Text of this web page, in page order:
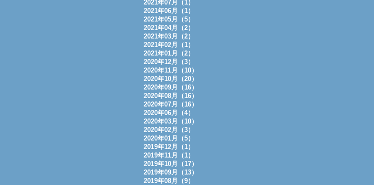
2021年07月（1）
2021年06月（1）
2021年05月（5）
2021年04月（2）
2021年03月（2）
2021年02月（1）
2021年01月（2）
2020年12月（3）
2020年11月（10）
2020年10月（20）
2020年09月（16）
2020年08月（16）
2020年07月（16）
2020年06月（4）
2020年03月（10）
2020年02月（3）
2020年01月（5）
2019年12月（1）
2019年11月（1）
2019年10月（17）
2019年09月（13）
2019年08月（9）